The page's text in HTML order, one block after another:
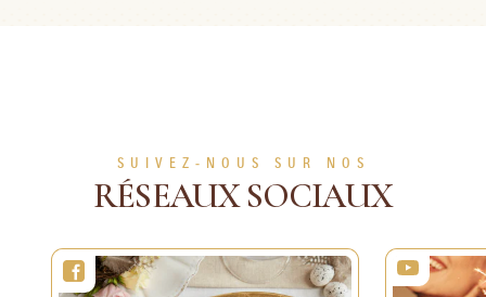
SUIVEZ-NOUS SUR NOS
RÉSEAUX SOCIAUX